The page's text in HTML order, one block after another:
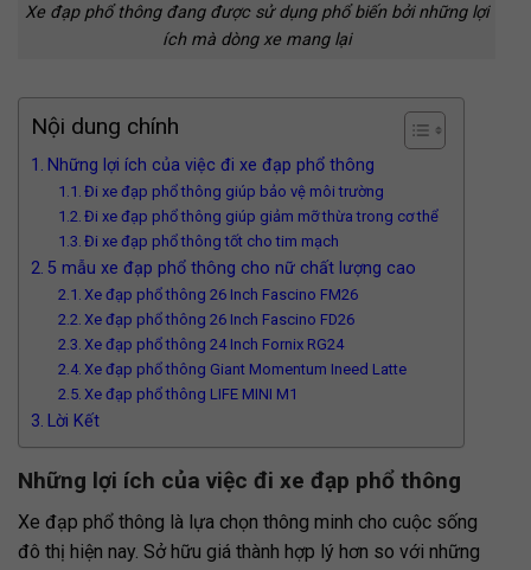
Xe đạp phổ thông đang được sử dụng phổ biến bởi những lợi
ích mà dòng xe mang lại
Nội dung chính
Những lợi ích của việc đi xe đạp phổ thông
Đi xe đạp phổ thông giúp bảo vệ môi trường
Đi xe đạp phổ thông giúp giảm mỡ thừa trong cơ thể
Đi xe đạp phổ thông tốt cho tim mạch
5 mẫu xe đạp phổ thông cho nữ chất lượng cao
Xe đạp phổ thông 26 Inch Fascino FM26
Xe đạp phổ thông 26 Inch Fascino FD26
Xe đạp phổ thông 24 Inch Fornix RG24
Xe đạp phổ thông Giant Momentum Ineed Latte
Xe đạp phổ thông LIFE MINI M1
Lời Kết
Những lợi ích của việc đi xe đạp phổ thông
Xe đạp phổ thông là lựa chọn thông minh cho cuộc sống
đô thị hiện nay. Sở hữu giá thành hợp lý hơn so với những